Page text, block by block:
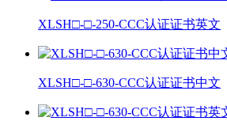
XLSH□-□-250-CCC认证证书英文
XLSH□-□-630-CCC认证证书中文